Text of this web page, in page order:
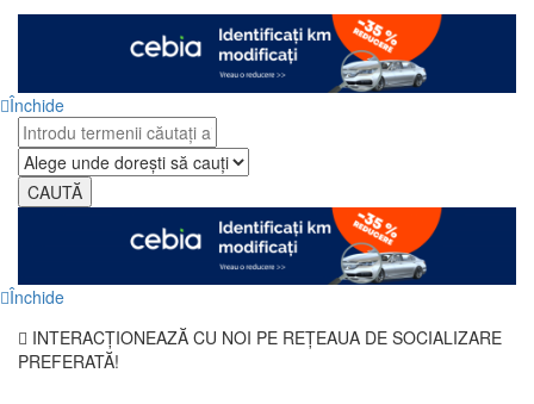
Închide
CAUTĂ
Închide
INTERACȚIONEAZĂ CU NOI PE REȚEAUA DE SOCIALIZARE
PREFERATĂ!